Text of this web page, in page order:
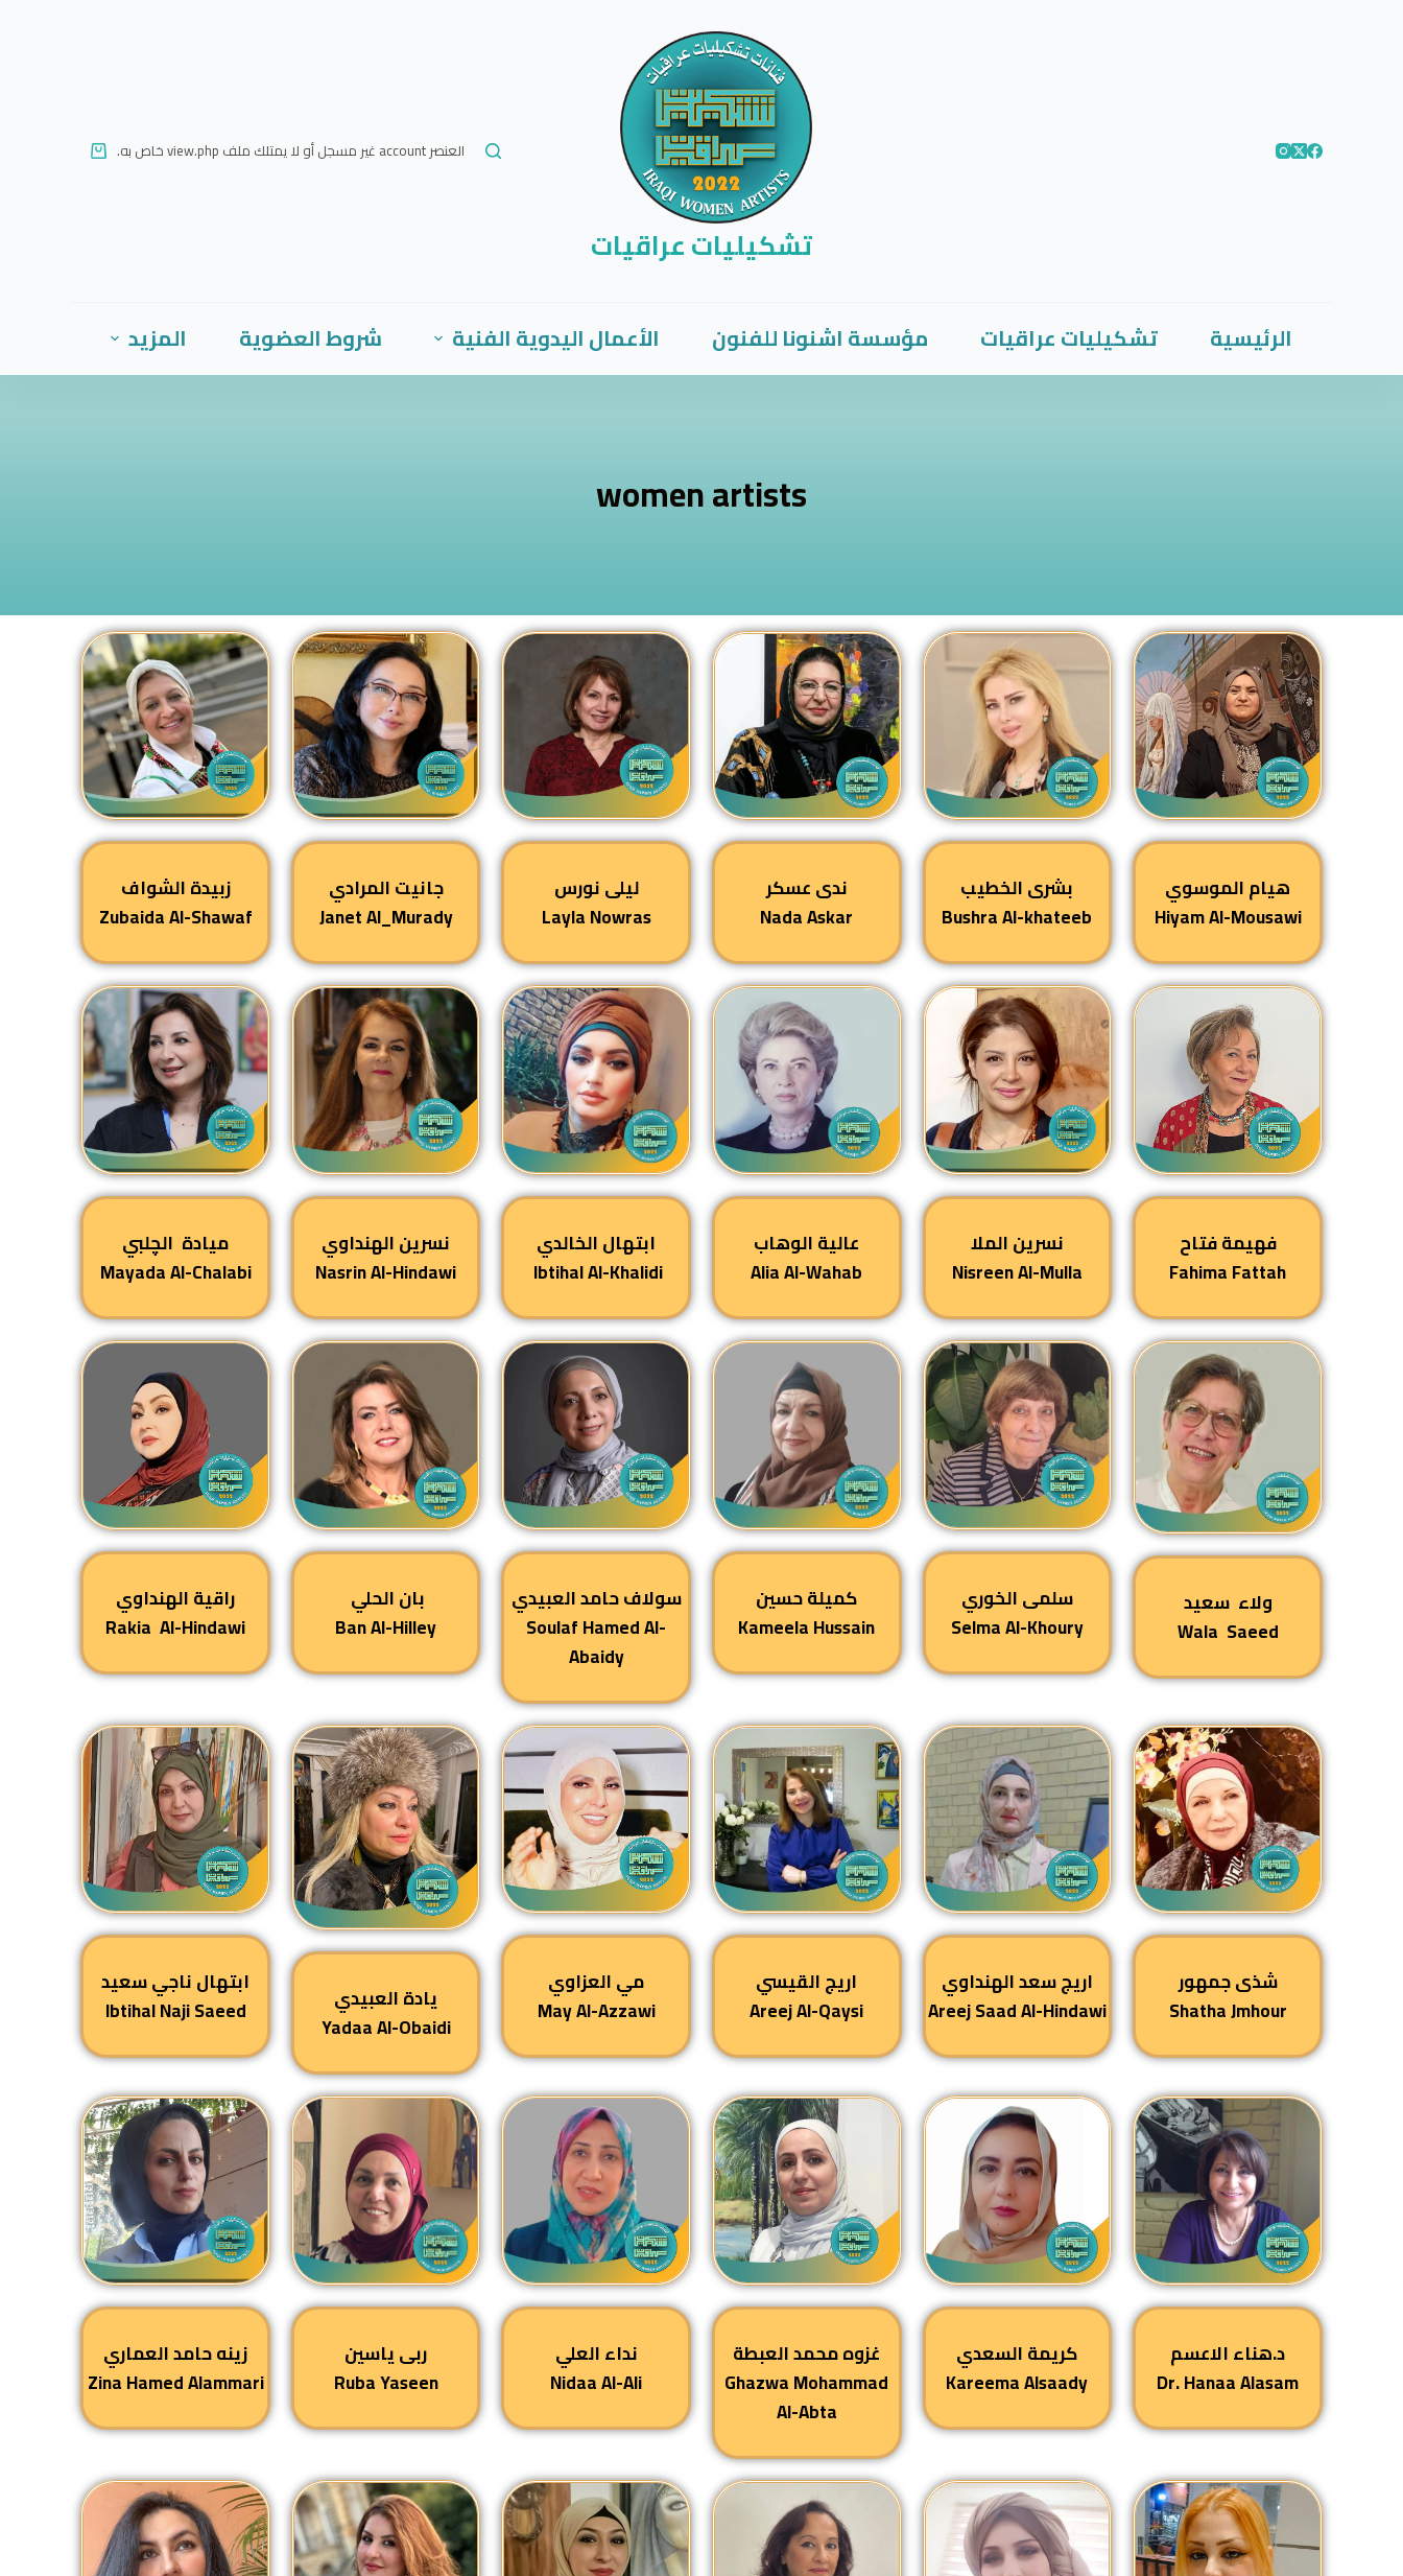
م
تشكيليات عراقيات
العنصر account غير مسجل أو لا يمتلك ملف view.php خاص به.
الرئيسية تشكيليات عراقيات مؤسسة اشنونا للفنون الأعمال اليدوية الفنية شروط العضوية المزيد
women artists
هيام الموسوي
Hiyam Al-Mousawi
بشرى الخطيب
Bushra Al-khateeb
ندى عسكر
Nada Askar
ليلى نورس
Layla Nowras
جانيت المرادي
Janet Al_Murady
زبيدة الشواف
Zubaida Al-Shawaf
فهيمة فتاح
Fahima Fattah
نسرين الملا
Nisreen Al-Mulla
عالية الوهاب
Alia Al-Wahab
ابتهال الخالدي
Ibtihal Al-Khalidi
نسرين الهنداوي
Nasrin Al-Hindawi
ميادة الچلبي
Mayada Al-Chalabi
ولاء سعيد
Wala Saeed
سلمى الخوري
Selma Al-Khoury
كميلة حسين
Kameela Hussain
سولاف حامد العبيدي
Soulaf Hamed Al-
Abaidy
بان الحلي
Ban Al-Hilley
راقية الهنداوي
Al-Hindawi
شذى جمهور
Shatha Jmhour
اريج سعد الهنداوي
Areej Saad Al-Hindawi
اريج القيسي
Areej Al-Qaysi
مي العزاوي
May Al-Azzawi
يادة العبيدي
Yadaa Al-Obaidi
ابتهال ناجي سعيد
Ibtihal Naji Saeed
د.هناء الاعسم
Dr. Hanaa Alasam
كريمة السعدي
Kareema Alsaady
غزوه محمد العبطة
Ghazwa Mohammad
Al-Abta
نداء العلي
Nidaa Al-Ali
ربى ياسين
Ruba Yaseen
زينه حامد العماري
Zina Hamed Alammari